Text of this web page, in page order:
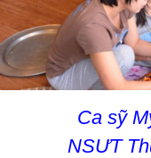
Ca sỹ
NSƯT